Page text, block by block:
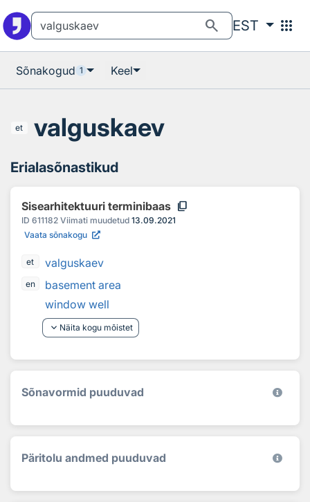
search EST apps
Sõnakogud 1 Keel
et valguskaev
Erialasõnastikud
Sisearhitektuuri terminibaas content_copy
ID 611182 Viimati muudetud 13.09.2021
Vaata sõnakogu
et valguskaev
en
basement area
window well
keyboard_arrow_down Näita kogu mõistet
Sõnavormid puuduvad
Päritolu andmed puuduvad